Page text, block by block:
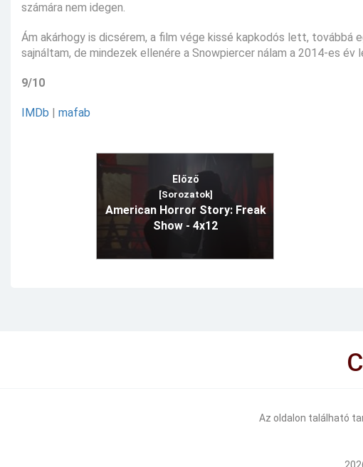
számára nem idegen.
Ám akárhogy is dicsérem, a film vége kissé kapkodós lett,
sajnáltam, de mindezek ellenére a Snowpiercer nálam a 2014-es év
9/10
IMDb mafab
Előző
[Sorozatok]
American Horror Story: Freak
Show - 4x12
Az oldalon található